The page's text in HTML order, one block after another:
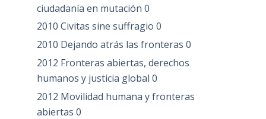
ciudadanía en mutación 0
2010 Civitas sine suffragio 0
2010 Dejando atrás las fronteras 0
2012 Fronteras abiertas, derechos
humanos y justicia global 0
2012 Movilidad humana y fronteras
abiertas 0